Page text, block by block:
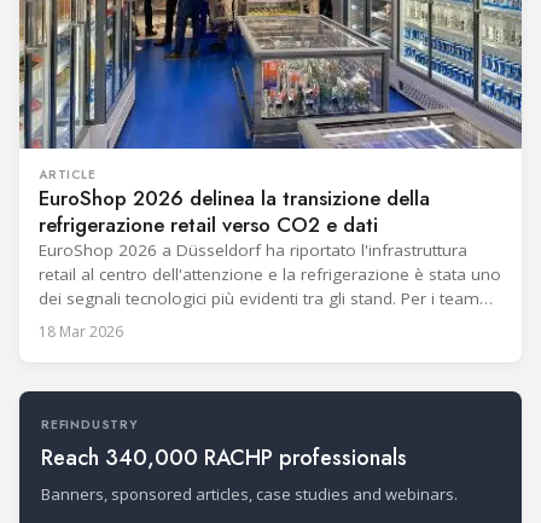
ARTICLE
EuroShop 2026 delinea la transizione della
refrigerazione retail verso CO2 e dati
EuroShop 2026 a Düsseldorf ha riportato l'infrastruttura
retail al centro dell'attenzione e la refrigerazione è stata uno
dei segnali tecnologici più evidenti tra gli stand. Per i team
della refrigerazione commerciale, il messaggio è stato
nell'operatività quotidiana. La CO2 ha continuato
18 Mar 2026
REFINDUSTRY
Reach 340,000 RACHP professionals
Banners, sponsored articles, case studies and webinars.